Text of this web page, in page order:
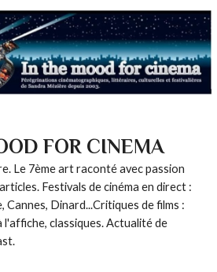
FOR CINEMA
Le 7ème art raconté avec passion
Festivals de cinéma en direct :
Cannes, Dinard...Critiques de films :
classiques. Actualité de